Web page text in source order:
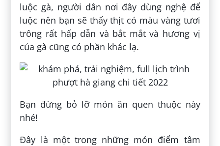
luộc gà, người dân nơi đây dùng nghệ để
luộc nên bạn sẽ thấy thịt có màu vàng tươi
trông rất hấp dẫn và bắt mắt và hương vị
của gà cũng có phần khác lạ.
Bạn đừng bỏ lỡ món ăn quen thuộc này
nhé!
Đây là một trong những món điểm tâm